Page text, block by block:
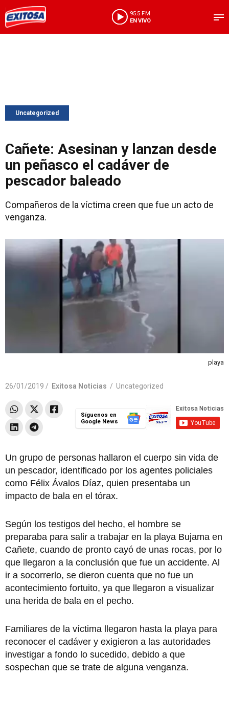
95.5 FM
EN VIVO
Uncategorized
Cañete: Asesinan y lanzan desde
un peñasco el cadáver de
pescador baleado
Compañeros de la víctima creen que fue un acto de
venganza.
playa
26/01/2019 / Exitosa Noticias / Uncategorized
Síguenos en
Google News
Un grupo de personas hallaron el cuerpo sin vida de
un pescador, identificado por los agentes policiales
como Félix Ávalos Díaz, quien presentaba un
impacto de bala en el tórax.
Según los testigos del hecho, el hombre se
preparaba para salir a trabajar en la playa Bujama en
Cañete, cuando de pronto cayó de unas rocas, por lo
que llegaron a la conclusión que fue un accidente. Al
ir a socorrerlo, se dieron cuenta que no fue un
acontecimiento fortuito, ya que llegaron a visualizar
una herida de bala en el pecho.
Familiares de la víctima llegaron hasta la playa para
reconocer el cadáver y exigieron a las autoridades
investigar a fondo lo sucedido, debido a que
sospechan que se trate de alguna venganza.